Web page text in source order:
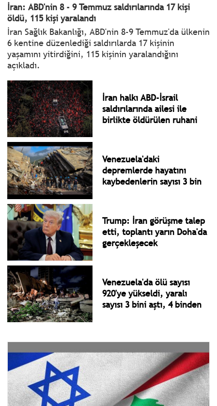
İran: ABD'nin 8 - 9 Temmuz saldırılarında 17 kişi
öldü, 115 kişi yaralandı
İran Sağlık Bakanlığı, ABD'nin 8-9 Temmuz'da ülkenin
6 kentine düzenlediği saldırılarda 17 kişinin
yaşamını yitirdiğini, 115 kişinin yaralandığını
açıkladı.
İran halkı ABD-İsrail
saldırılarında ailesi ile
birlikte öldürülen ruhani
Venezuela'daki
depremlerde hayatını
kaybedenlerin sayısı 3 bin
Trump: İran görüşme talep
etti, toplantı yarın Doha'da
gerçekleşecek
Venezuela'da ölü sayısı
920'ye yükseldi, yaralı
sayısı 3 bini aştı, 4 binden